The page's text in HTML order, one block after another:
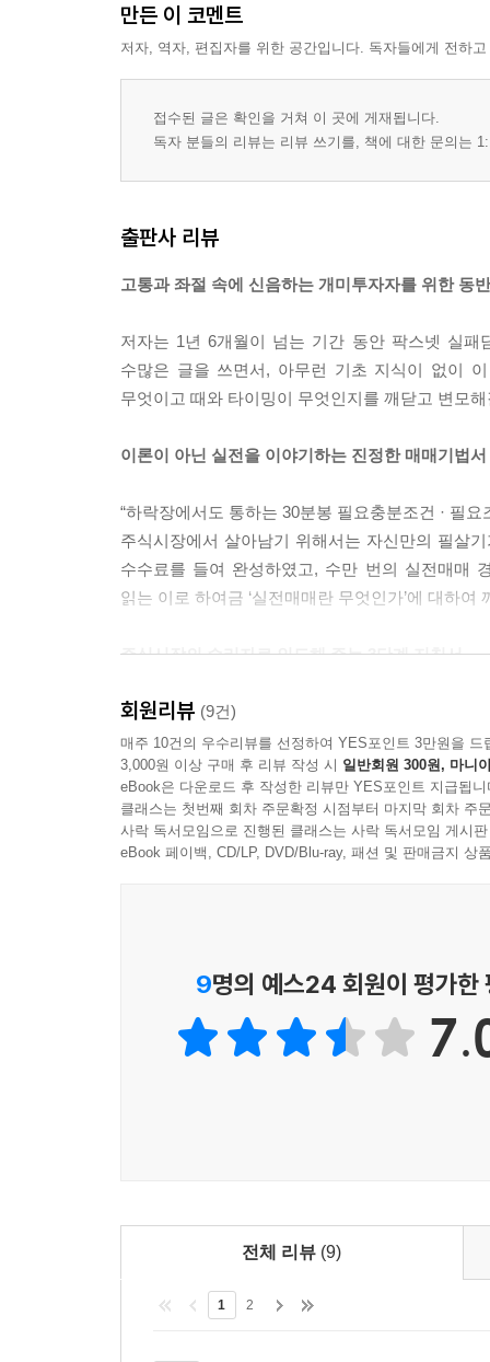
25장 원형지정 나눔터에 올린 글 중에서(60분봉차
26장 원형지정 나눔터에 올린 글 중에서(60분봉차
27장 분봉차트 매매에서 월봉차트 역할을 하는 60
28장 종목분석으로 기법 만들기-남해화학
29장 종목분석으로 기법 만들기-한라레벨 외
32장 호랑이 등에 올라타기
34장 원형지정 나눔터에 올린 글 중에서 2008년 5
36장 이곳은 꿈과 희망만으로는 성공할 수 없는 곳
37장 하락장의 필요충분조건 및 필요조건 정리
38장 필요충분조건을 통한 종가·시초가 매수법
epilogue
만든 이 코멘트
저자, 역자, 편집자를 위한 공간입니다. 독자들에게 전하
접수된 글은 확인을 거쳐 이 곳에 게재됩니다.
독자 분들의 리뷰는 리뷰 쓰기를, 책에 대한 문의는
출판사 리뷰
고통과 좌절 속에 신음하는 개미투자자를 위한 동
저자는 1년 6개월이 넘는 기간 동안 팍스넷 실패
수많은 글을 쓰면서, 아무런 기초 지식이 없이
무엇이고 때와 타이밍이 무엇인지를 깨닫고 변모
이론이 아닌 실전을 이야기하는 진정한 매매기법서
“하락장에서도 통하는 30분봉 필요충분조건 · 필요
주식시장에서 살아남기 위해서는 자신만의 필살
수수료를 들여 완성하였고, 수만 번의 실전매매
읽는 이로 하여금 ‘실전매매란 무엇인가’에 대하
주식시장의 승리자로 인도해 주는 3단계 지침서
기본편, 기법편, 심리편 총 3권의 책으로 구성하
차트 등에 대하여 복잡하고 실전에 무용지물인
핵심만을 꼬집어 보여 주고 있다.
2권 기법편에서는 1권 기본편에서 배운 기본적인
옆자리에서 보고 배울 수 있도록 구성하였다.
3권 심리편에서는 형성된 매매기법을 바탕으
회원리뷰 (9건)
매주 10건의 우수리뷰를 선정하여 YES포인트 3만원을 드
3,000원 이상 구매 후 리뷰 작성 시 일반회원 300원, 마니
eBook은 다운로드 후 작성한 리뷰만 YES포인트 지급됩니
클래스는 첫번째 회차 주문확정 시점부터 마지막 회차 주
사락 독서모임으로 진행된 클래스는 사락 독서모임 게시
eBook 페이백, CD/LP, DVD/Blu-ray, 패션 및 판매금지 상
9명의 예스24 회원이 평가한
전체 리뷰 (9)
1 2